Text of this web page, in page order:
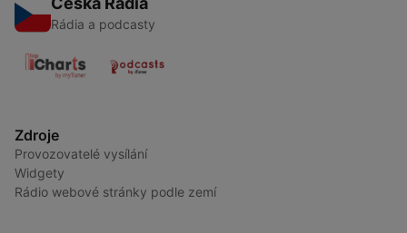
Rádia a podcasty
Zdroje
Provozovatelé vysílání
Widgety
Rádio webové stránky podle zemí